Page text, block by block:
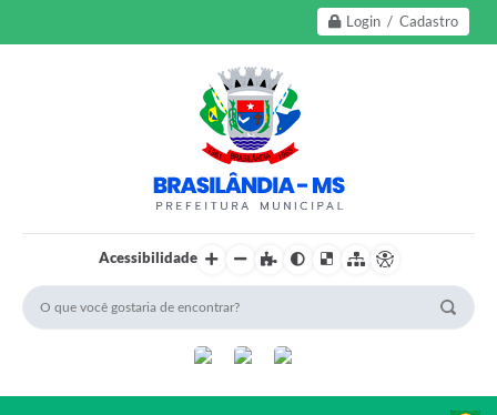
Login / Cadastro
Acessibilidade